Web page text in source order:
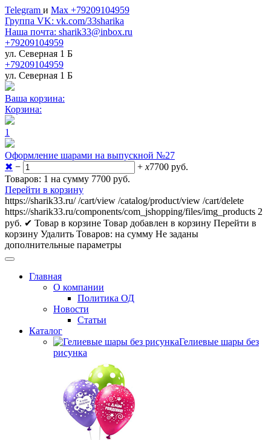
Telegram и Max +79209104959
Группа VK: vk.com/33sharika
Наша почта: sharik33@inbox.ru
+79209104959
ул. Северная 1 Б
+79209104959
ул. Северная 1 Б
Ваша корзина:
Корзина:
1
Оформление шарами на выпускной №27
✖ − + x7700 руб.
Товаров: 1 на сумму 7700 руб.
Перейти в корзину
https://sharik33.ru/ /cart/view /catalog/product/view /cart/delete
https://sharik33.ru/components/com_jshopping/files/img_products 2
руб. ✔ Товар в корзине Товар добавлен в корзину Перейти в
корзину Удалить Товаров: на сумму Не заданы
дополнительные параметры
Главная
О компании
Политика ОД
Новости
Статьи
Каталог
Гелиевые шары без
рисунка